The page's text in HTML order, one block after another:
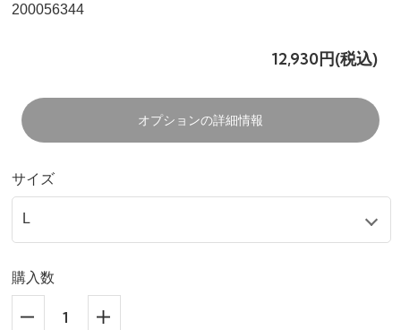
200056344
12,930円(税込)
オプションの詳細情報
サイズ
購入数